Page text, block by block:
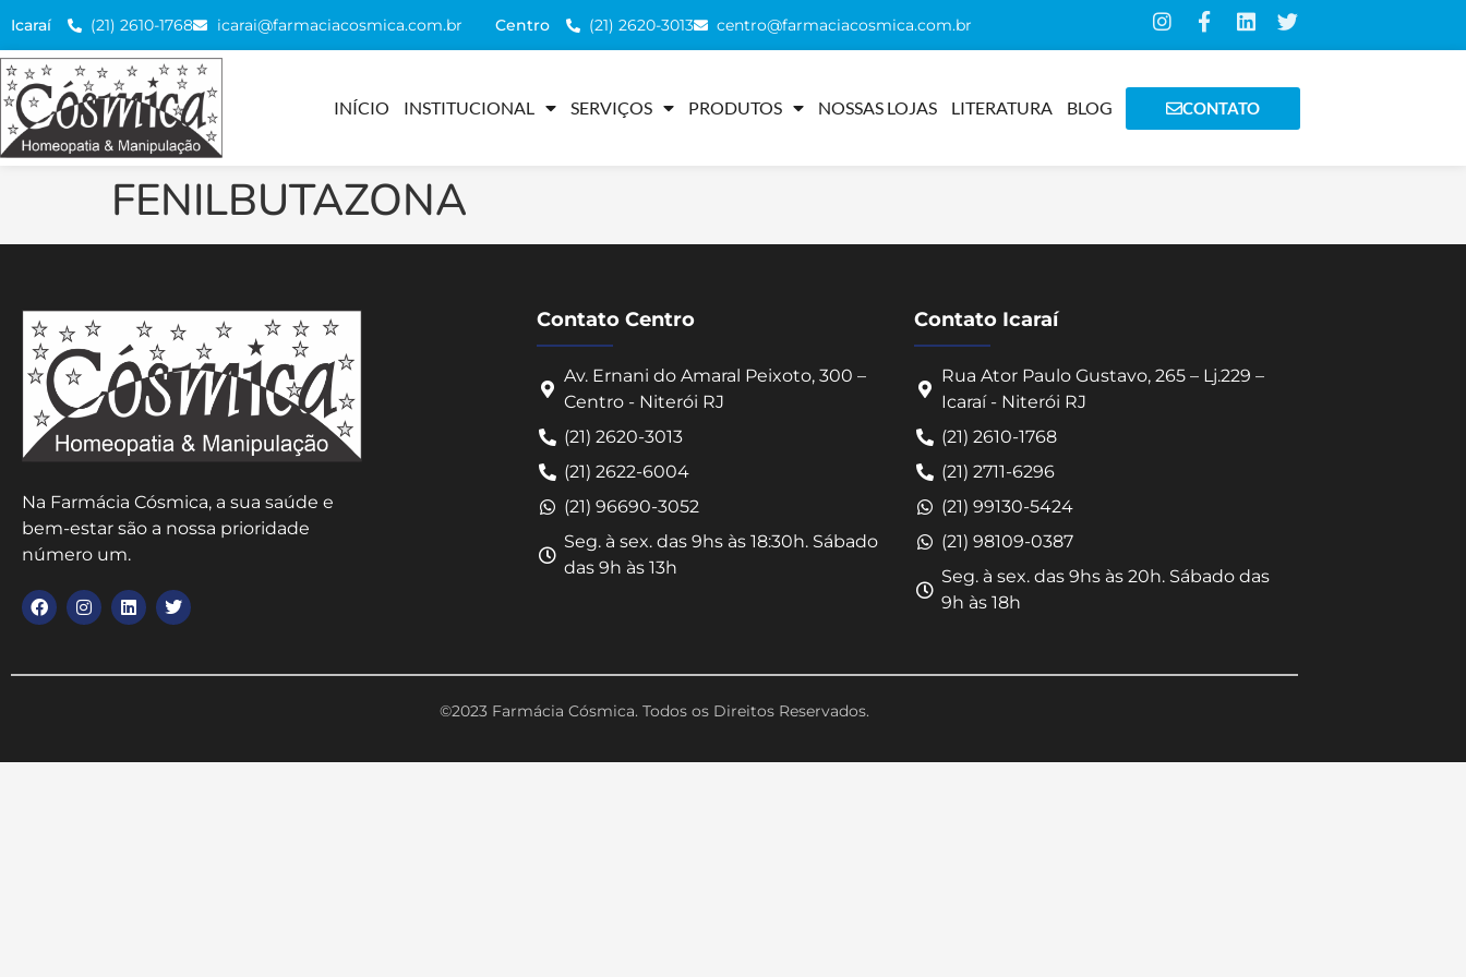
Icaraí (21) 2610-1768 icarai@farmaciacosmica.com.br Centro (21) 2620-3013 centro@farmaciacosmica.com.br
INÍCIO INSTITUCIONAL SERVIÇOS PRODUTOS NOSSAS LOJAS LITERATURA BLOG CONTATO
FENILBUTAZONA
Na Farmácia Cósmica, a sua saúde e
bem-estar são a nossa prioridade
número um.
Contato Centro
Av. Ernani do Amaral Peixoto, 300 –
Centro - Niterói RJ
(21) 2620-3013
(21) 2622-6004
(21) 96690-3052
Seg. à sex. das 9hs às 18:30h. Sábado
das 9h às 13h
Contato Icaraí
Rua Ator Paulo Gustavo, 265 – Lj.229 –
Icaraí - Niterói RJ
(21) 2610-1768
(21) 2711-6296
(21) 99130-5424
(21) 98109-0387
Seg. à sex. das 9hs às 20h. Sábado das
9h às 18h
©2023 Farmácia Cósmica. Todos os Direitos Reservados.